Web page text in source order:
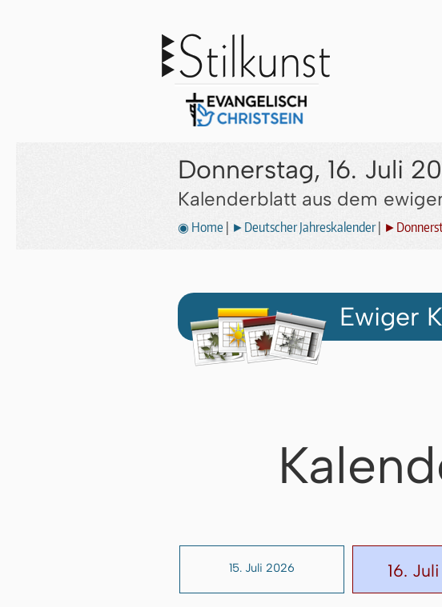
Donnerstag, 16. Juli
Kalenderblatt aus dem
◉ Home ►Deutscher Jahreskalender|
Ewiger
15. Juli 2026 16.